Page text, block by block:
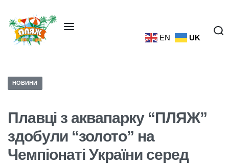
EN UK
НОВИНИ
Плавці з аквапарку “ПЛЯЖ”
здобули “золото” на
Чемпіонаті України серед